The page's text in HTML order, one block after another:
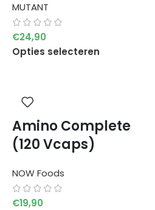
MUTANT
€24,90
Opties selecteren
Amino Complete
(120 Vcaps)
NOW Foods
€19,90